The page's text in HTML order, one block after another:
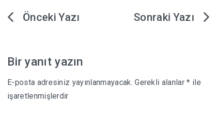
Yazı
Bir yanıt yazın
E-posta adresiniz yayınlanmayacak. Gerekli alanlar* ile
işaretlenmişlerdir